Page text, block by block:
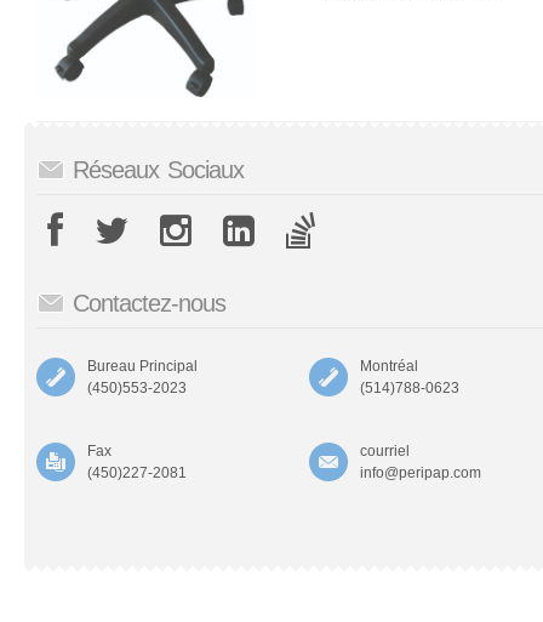
Réseaux Sociaux
Contactez-nous
Bureau Principal
(450)553-2023
Montréal
(514)788-0623
Fax
(450)227-2081
courriel
info@peripap.com